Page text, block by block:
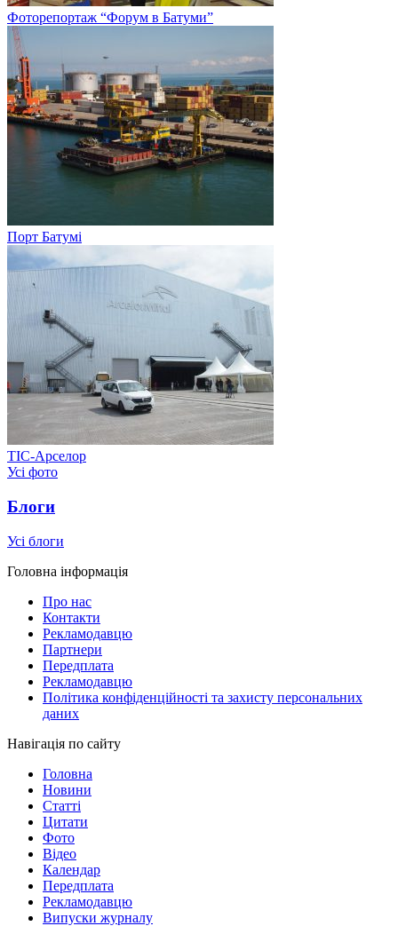
Фоторепортаж “Форум в Батуми”
Порт Батумі
ТІС-Арселор
Усі фото
Блоги
Усі блоги
Головна інформація
Про нас
Контакти
Рекламодавцю
Партнери
Передплата
Рекламодавцю
Політика конфіденційності та захисту персональних
даних
Навігація по сайту
Головна
Новини
Статті
Цитати
Фото
Відео
Календар
Передплата
Рекламодавцю
Випуски журналу